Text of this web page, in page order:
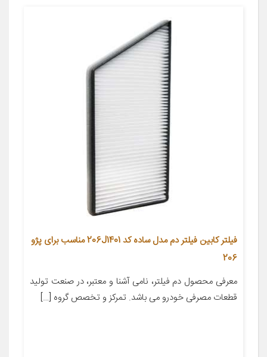
فیلتر کابین فیلتر دم مدل ساده کد 206J1401 مناسب برای پژو
206
معرفی محصول دم فیلتر، نامی آشنا و معتبر، در صنعت تولید
قطعات مصرفی خودرو می باشد. تمرکز و تخصص گروه […]